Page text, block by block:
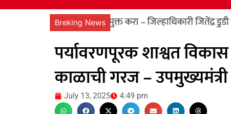
Breking News
खड्डेमुक्त करा – जिल्हाधिकारी जितेंद्र डुडी यांचे निर्देश
पर्यावरणपूरक शाश्वत
काळाची गरज –
July 13, 2025 4:49 pm